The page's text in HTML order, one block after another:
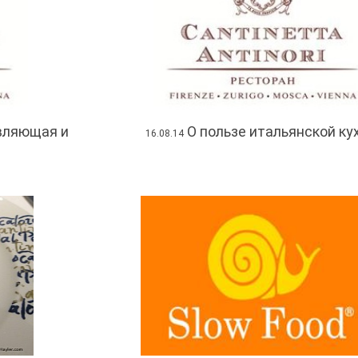
и 16.08.14О пользе итальянской